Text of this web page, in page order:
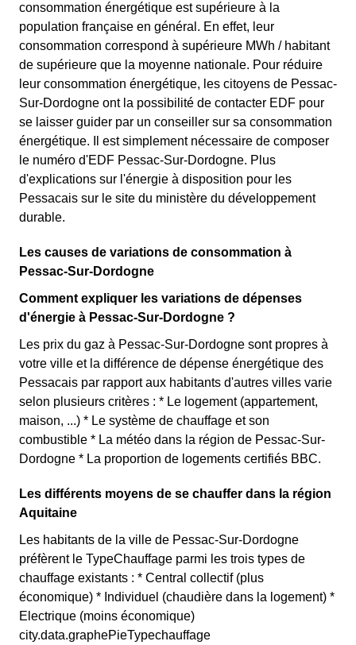
consommation énergétique est supérieure à la
population française en général. En effet, leur
consommation correspond à supérieure MWh / habitant
de supérieure que la moyenne nationale. Pour réduire
leur consommation énergétique, les citoyens de Pessac-
Sur-Dordogne ont la possibilité de contacter EDF pour
se laisser guider par un conseiller sur sa consommation
énergétique. Il est simplement nécessaire de composer
le numéro d'EDF Pessac-Sur-Dordogne. Plus
d'explications sur l'énergie à disposition pour les
Pessacais sur le site du ministère du développement
durable.
Les causes de variations de consommation à
Pessac-Sur-Dordogne
Comment expliquer les variations de dépenses
d'énergie à Pessac-Sur-Dordogne ?
Les prix du gaz à Pessac-Sur-Dordogne sont propres à
votre ville et la différence de dépense énergétique des
Pessacais par rapport aux habitants d'autres villes varie
selon plusieurs critères : * Le logement (appartement,
maison, ...) * Le système de chauffage et son
combustible * La météo dans la région de Pessac-Sur-
Dordogne * La proportion de logements certifiés BBC.
Les différents moyens de se chauffer dans la région
Aquitaine
Les habitants de la ville de Pessac-Sur-Dordogne
préfèrent le TypeChauffage parmi les trois types de
chauffage existants : * Central collectif (plus
économique) * Individuel (chaudière dans la logement) *
Electrique (moins économique)
city.data.graphePieTypechauffage